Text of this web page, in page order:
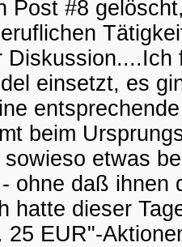
Post #8
einsetzt, es
beim
etwas
ohne daß
hatte dieser
25 EUR"-